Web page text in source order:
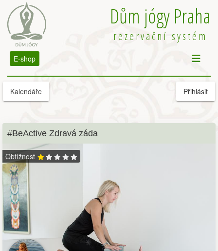
Dům jógy Praha
rezervační systém
E-shop
Kalendáře Přihlásit
#BeActive Zdravá záda
Obtížnost